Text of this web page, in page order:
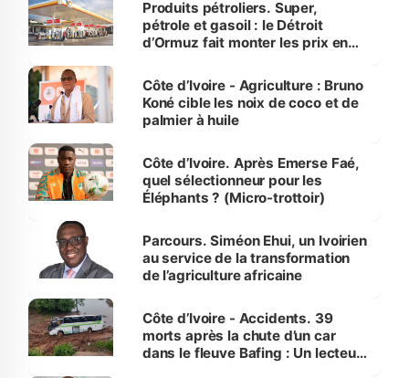
Produits pétroliers. Super,
pétrole et gasoil : le Détroit
d’Ormuz fait monter les prix en
Côte d’Ivoire - Agriculture : Bruno
Koné cible les noix de coco et de
palmier à huile
Côte d’Ivoire. Après Emerse Faé,
quel sélectionneur pour les
Éléphants ? (Micro-trottoir)
Parcours. Siméon Ehui, un Ivoirien
au service de la transformation
de l’agriculture africaine
Côte d’Ivoire - Accidents. 39
morts après la chute d’un car
dans le fleuve Bafing : Un lecteur